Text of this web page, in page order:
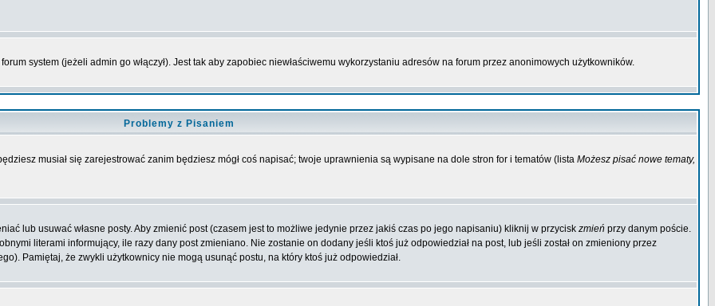
system (jeżeli admin go włączył). Jest tak aby zapobiec niewłaściwemu wykorzystaniu adresów na forum przez anonimowych użytkowników.
Problemy z Pisaniem
musiał się zarejestrować zanim będziesz mógł coś napisać; twoje uprawnienia są wypisane na dole stron for i tematów (lista Możesz pisać nowe tematy,
lub usuwać własne posty. Aby zmienić post (czasem jest to możliwe jedynie przez jakiś czas po jego napisaniu) kliknij w przycisk zmień przy danym poście.
literami informujący, ile razy dany post zmieniano. Nie zostanie on dodany jeśli ktoś już odpowiedział na post, lub jeśli został on zmieniony przez
Pamiętaj, że zwykli użytkownicy nie mogą usunąć postu, na który ktoś już odpowiedział.